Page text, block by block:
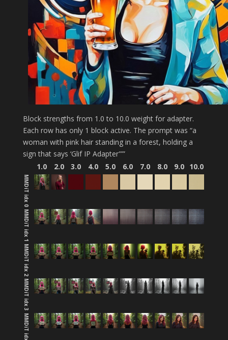
Block strengths from 1.0 to 10.0 weight for adapter.
Each row has only 1 block active. The prompt was “a
woman with pink hair standing in a forest, holding a
sign that says ‘Glif IP Adapter'””
1.0
2.0 3.0 4.0 5.0 6.0 7.0 8.0 9.0 10.0
MMDiT idx 0
MMDiT idx 1
MMDiT idx 2
MMDiT idx 3
MMDiT idx 4